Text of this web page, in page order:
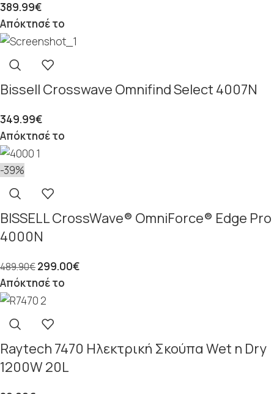
389.99€
Απόκτησέ το
Bissell Crosswave Omnifind Select 4007N
349.99€
Απόκτησέ το
-39%
BISSELL CrossWave® OmniForce® Edge Pro
4000N
489.90€299.00€
Απόκτησέ το
Raytech 7470 Ηλεκτρική Σκούπα Wet n Dry
1200W 20L